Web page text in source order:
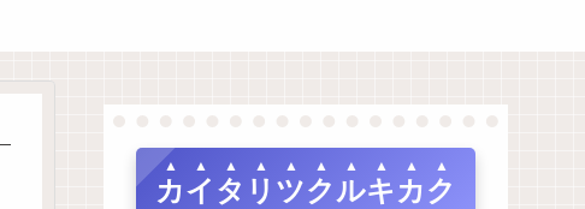
カイタリツクルキカク